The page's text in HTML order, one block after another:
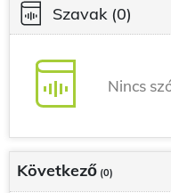
Szavak (0)
Nincs
Következő (0)